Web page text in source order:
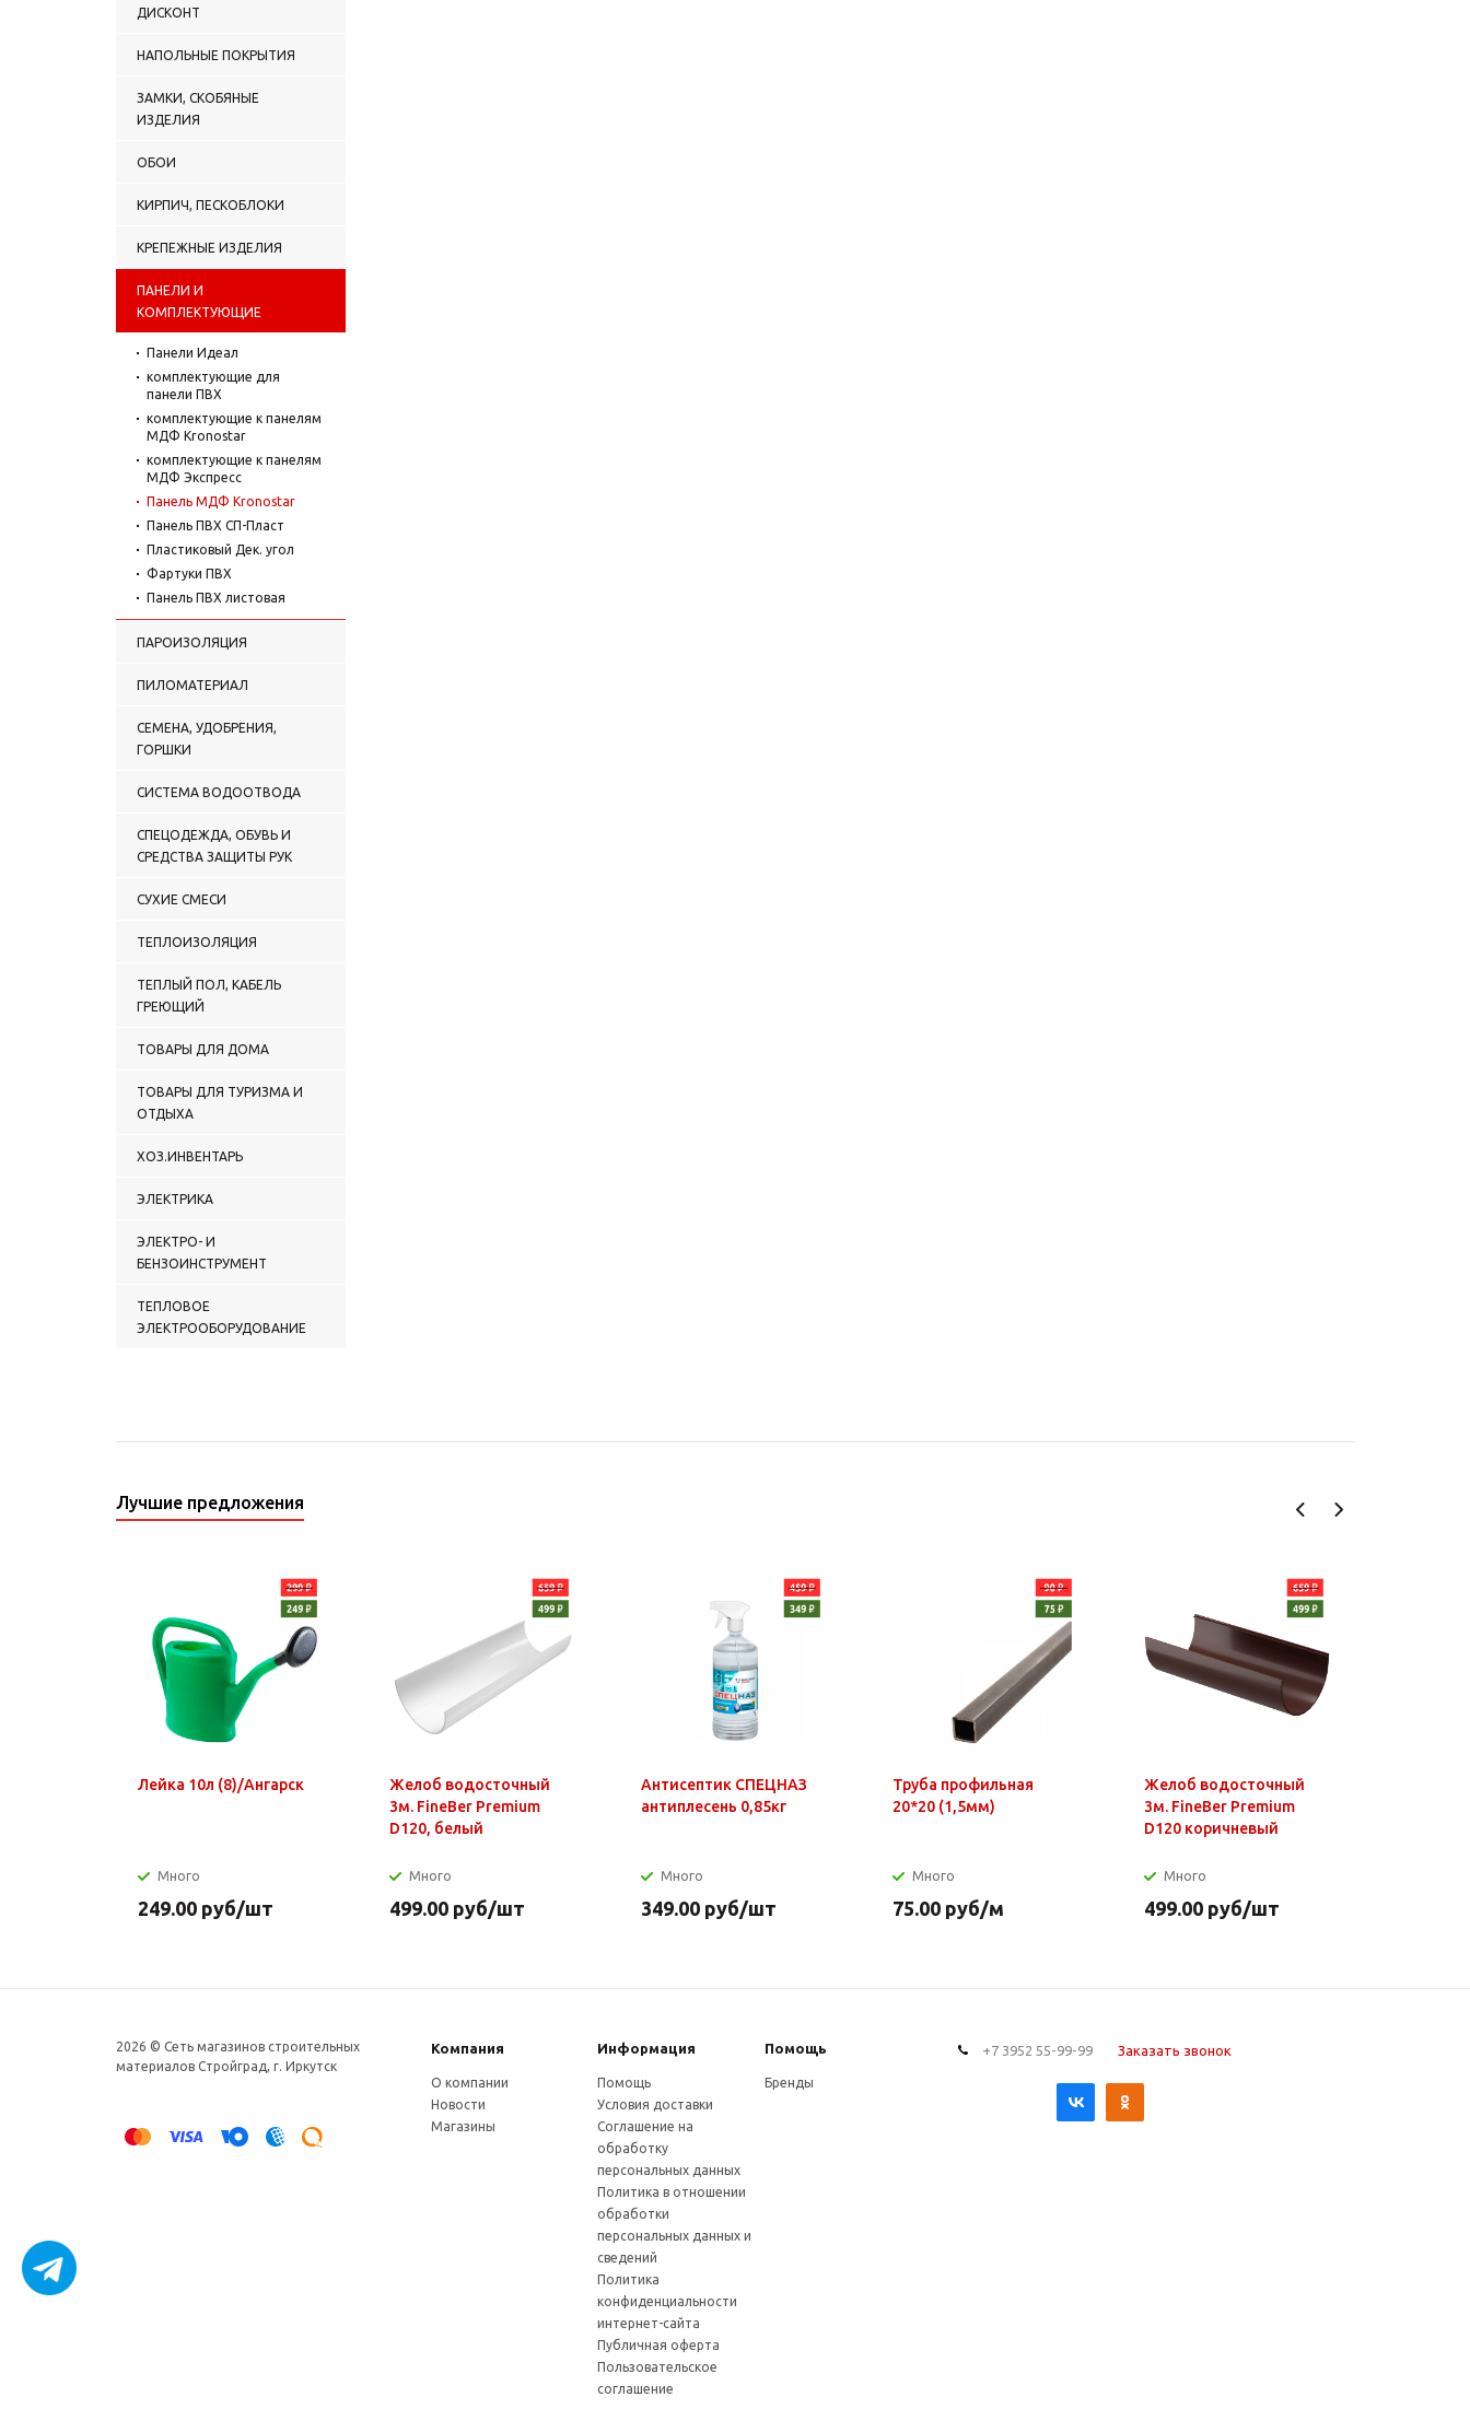
ДИСКОНТ
НАПОЛЬНЫЕ ПОКРЫТИЯ
ЗАМКИ, СКОБЯНЫЕ
ИЗДЕЛИЯ
ОБОИ
КИРПИЧ, ПЕСКОБЛОКИ
КРЕПЕЖНЫЕ ИЗДЕЛИЯ
ПАНЕЛИ И
КОМПЛЕКТУЮЩИЕ
Панели Идеал
комплектующие для
панели ПВХ
комплектующие к панелям
МДФ Kronostar
комплектующие к панелям
МДФ Экспресс
Панель МДФ Kronostar
Панель ПВХ СП-Пласт
Пластиковый Дек. угол
Фартуки ПВХ
Панель ПВХ листовая
ПАРОИЗОЛЯЦИЯ
ПИЛОМАТЕРИАЛ
СЕМЕНА, УДОБРЕНИЯ,
ГОРШКИ
СИСТЕМА ВОДООТВОДА
СПЕЦОДЕЖДА, ОБУВЬ И
СРЕДСТВА ЗАЩИТЫ РУК
СУХИЕ СМЕСИ
ТЕПЛОИЗОЛЯЦИЯ
ТЕПЛЫЙ ПОЛ, КАБЕЛЬ
ГРЕЮЩИЙ
ТОВАРЫ ДЛЯ ДОМА
ТОВАРЫ ДЛЯ ТУРИЗМА И
ОТДЫХА
ХОЗ.ИНВЕНТАРЬ
ЭЛЕКТРИКА
ЭЛЕКТРО- И
БЕНЗОИНСТРУМЕНТ
ТЕПЛОВОЕ
ЭЛЕКТРООБОРУДОВАНИЕ
Лучшие предложения
Лейка 10л (8)/Ангарск
Много
249.00 руб/шт
Желоб водосточный
3м. FineBer Premium
D120, белый
Много
499.00 руб/шт
Антисептик СПЕЦНАЗ
антиплесень 0,85кг
Много
349.00 руб/шт
Труба профильная
20*20 (1,5мм)
Много
75.00 руб/м
Желоб водосточный
3м. FineBer Premium
D120 коричневый
Много
499.00 руб/шт
2026 © Сеть магазинов строительных
материалов Стройград, г. Иркутск
Компания Информация Помощь
О компании
Новости
Магазины
Помощь
Условия доставки
Соглашение на
обработку
персональных данных
Политика в отношении
обработки
персональных данных и
сведений
Политика
конфиденциальности
интернет-сайта
Публичная оферта
Пользовательское
соглашение
Бренды
+7 3952 55-99-99 Заказать звонок